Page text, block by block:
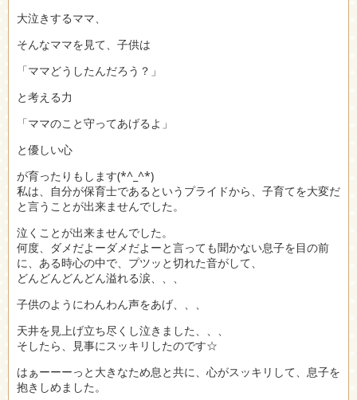
大泣きするママ、
そんなママを見て、子供は
「ママどうしたんだろう？」
と考える力
「ママのこと守ってあげるよ」
と優しい心
が育ったりもします(*^_^*)
私は、自分が保育士であるというプライドから、子育てを大変だ
と言うことが出来ませんでした。
泣くことが出来ませんでした。
何度、ダメだよーダメだよーと言っても聞かない息子を目の前
に、ある時心の中で、プツッと切れた音がして、
どんどんどんどん溢れる涙、、、
子供のようにわんわん声をあげ、、、
天井を見上げ立ち尽くし泣きました、、、
そしたら、見事にスッキリしたのです☆
はぁーーーっと大きなため息と共に、心がスッキリして、息子を
抱きしめました。